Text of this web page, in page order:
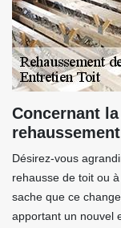
Concernant
Désirez-vous
rehausse de toit ou
sache que ce
apportant un nouvel